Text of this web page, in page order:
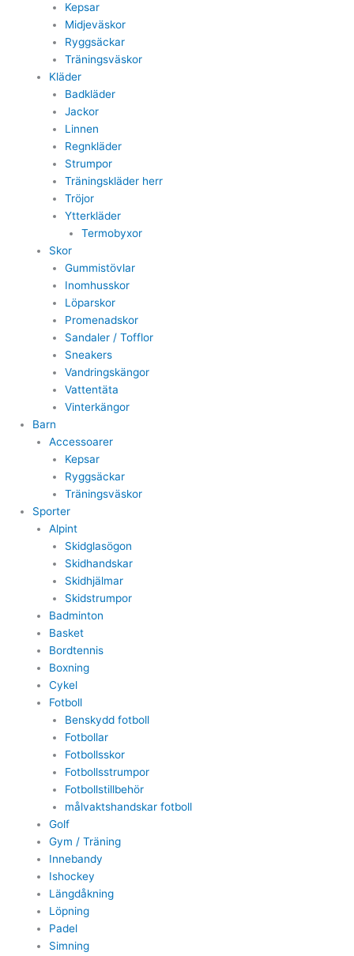
Kepsar
Midjeväskor
Ryggsäckar
Träningsväskor
Kläder
Badkläder
Jackor
Linnen
Regnkläder
Strumpor
Träningskläder herr
Tröjor
Ytterkläder
Termobyxor
Skor
Gummistövlar
Inomhusskor
Löparskor
Promenadskor
Sandaler / Tofflor
Sneakers
Vandringskängor
Vattentäta
Vinterkängor
Barn
Accessoarer
Kepsar
Ryggsäckar
Träningsväskor
Sporter
Alpint
Skidglasögon
Skidhandskar
Skidhjälmar
Skidstrumpor
Badminton
Basket
Bordtennis
Boxning
Cykel
Fotboll
Benskydd fotboll
Fotbollar
Fotbollsskor
Fotbollsstrumpor
Fotbollstillbehör
målvaktshandskar fotboll
Golf
Gym / Träning
Innebandy
Ishockey
Längdåkning
Löpning
Padel
Simning